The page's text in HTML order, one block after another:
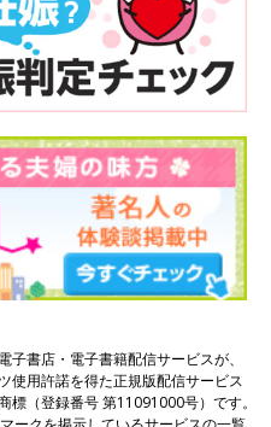
子書店・電子書籍配信サービスが、
使用許諾を得た正規版配信サービス
標（登録番号 第11091000号）です。